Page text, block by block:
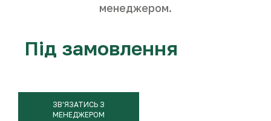
менеджером.
Під замовлення
ЗВ'ЯЗАТИСЬ З
МЕНЕДЖЕРОМ